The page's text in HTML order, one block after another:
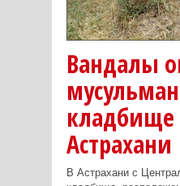
Вандалы
кладбище
Астрахани
В Астрахани с